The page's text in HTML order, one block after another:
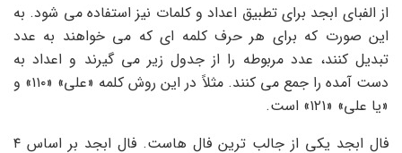
از الفبای ابجد برای تطبیق اعداد و کلمات نیز استفاده می شود. به
این صورت که برای هر حرف کلمه ای که می خواهند به عدد
تبدیل کنند، عدد مربوطه را از جدول زیر می گیرند و اعداد به
دست آمده را جمع می کنند. مثلاً در این روش کلمه «علی» «۱۱۰» و
«یا علی» «۱۲۱» است.
فال ابجد یکی از جالب ترین فال هاست. فال ابجد بر اساس ۴